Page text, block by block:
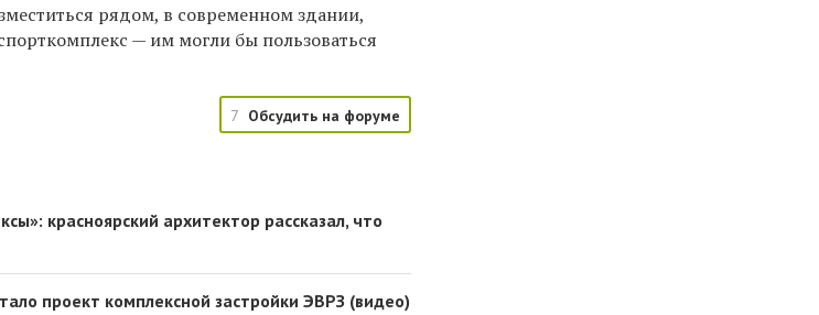
рядом, в современном здании,
— им могли бы пользоваться
7 Обсудить на форуме
красноярский архитектор рассказал, что
проект комплексной застройки ЭВРЗ (видео)